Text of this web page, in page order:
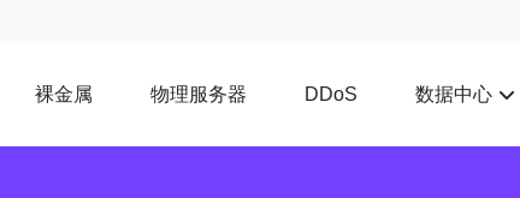
裸金属 物理服务器 DDoS 数据中心